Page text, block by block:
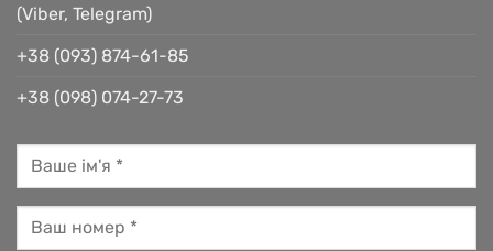
(Viber, Telegram)
+38 (093) 874-61-85
+38 (098) 074-27-73